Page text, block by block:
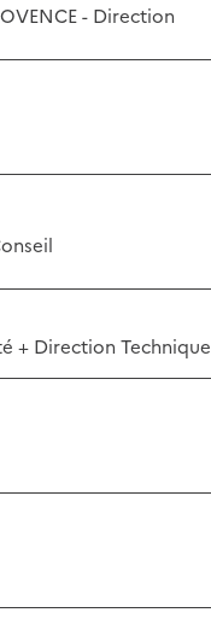
- Direction
+ Direction Technique